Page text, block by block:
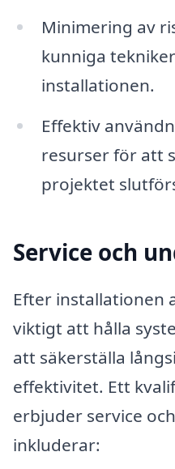
Minimering av
kunniga
installationen.
Effektiv
resurser för att
projektet
Service och
Efter installationen
viktigt att hålla
att säkerställa
effektivitet. Ett
erbjuder service
inkluderar: